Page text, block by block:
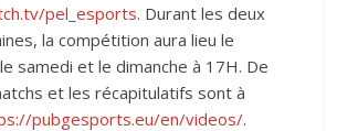
pel_esports. Durant les deux
la compétition aura lieu le
samedi et le dimanche à 17H. De
et les récapitulatifs sont à
pubgesports.eu/en/videos/.